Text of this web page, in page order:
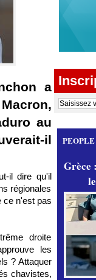
a
au
il
il dire qu'il
régionales
ce n'est pas
droite
les
? Attaquer
chavistes,
Grèce